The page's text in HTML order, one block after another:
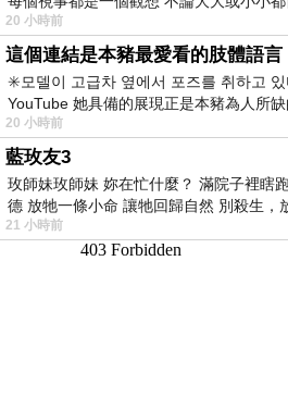
20 小時前
這個連結是本豬最愛看的肢體語言
✳️모델이 고급차 옆에서 포즈를 취하고
YouTube 她具備的展現正是本豬為人所
20 小時前
藍玫友3
玫師妹玫師妹 妳在忙什麼？ 滿院子裡瞎
德 放牠一條小命 讓牠回歸自然 別殺生，
21 小時前